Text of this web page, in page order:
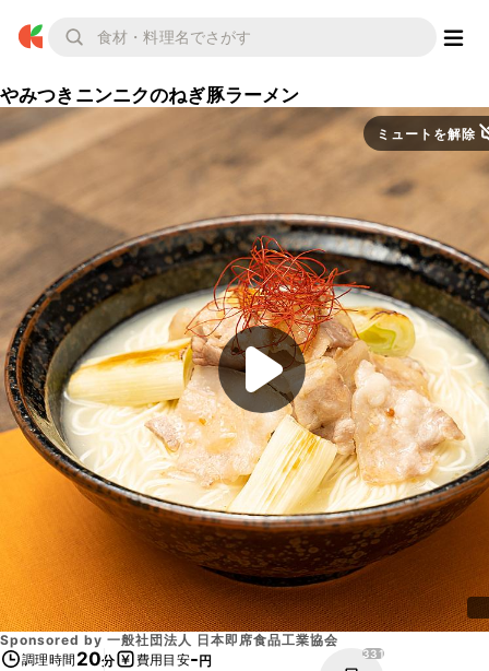
やみつきニンニクのねぎ豚ラーメン
ミュートを解除
Sponsored by 一般社団法人 日本即席食品工業協会
調理時間 20分 費用目安-円 331